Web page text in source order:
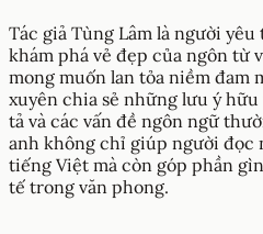
Tác giả Tùng Lâm là người
khám phá vẻ đẹp của ngôn từ
mong muốn lan tỏa niềm đam
xuyên chia sẻ những lưu ý
tả và các vấn đề ngôn ngữ
anh không chỉ giúp người đọc
tiếng Việt mà còn góp phần
tế trong văn phong.